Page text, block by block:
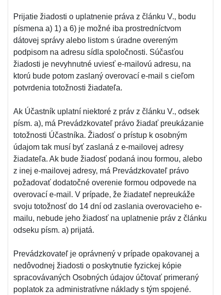
Prijatie žiadosti o uplatnenie práva z článku V., bodu
písmena a) 1) a 6) je možné iba prostredníctvom
dátovej správy alebo listom s úradne overeným
podpisom na adresu sídla spoločnosti. Súčasťou
žiadosti je nevyhnutné uviesť e-mailovú adresu, na
ktorú bude potom zaslaný overovací e-mail s cieľom
potvrdenia totožnosti žiadateľa.
Ak Účastník uplatní niektoré z práv z článku V., odsek
písm. a), má Prevádzkovateľ právo žiadať preukázanie
totožnosti Účastníka. Žiadosť o prístup k osobným
údajom tak musí byť zaslaná z e-mailovej adresy
žiadateľa. Ak bude žiadosť podaná inou formou, alebo
z inej e-mailovej adresy, má Prevádzkovateľ právo
požadovať dodatočné overenie formou odpovede na
overovací e-mail. V prípade, že žiadateľ nepreukáže
svoju totožnosť do 14 dní od zaslania overovacieho e-
mailu, nebude jeho žiadosť na uplatnenie práv z článku
odseku písm. a) prijatá.
Prevádzkovateľ je oprávnený v prípade opakovanej a
nedôvodnej žiadosti o poskytnutie fyzickej kópie
spracovávaných Osobných údajov účtovať primeraný
poplatok za administratívne náklady s tým spojené.